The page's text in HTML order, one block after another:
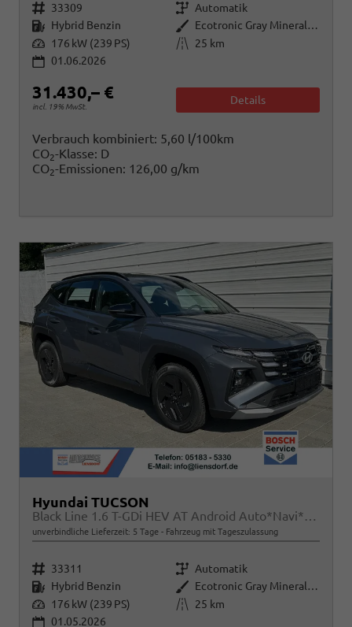
Fahrzeugnr. 33309 Getriebe Automatik
Kraftstoff Hybrid Benzin Außenfarbe
Ecotronic Gray Mineraleffekt
Leistung 176 kW (239 PS) Kilometerstand
25 km
01.06.2026
31.430,– €
incl. 19% MwSt.
Details
Verbrauch kombiniert: 5,60 l/100km
CO2-Klasse: D
CO2-Emissionen: 126,00 g/km
Hyundai TUCSON
Black Line 1.6 T-GDi HEV AT Android Auto*Navi*SHZ*Kamera*2Z Klimaauto*
unverbindliche Lieferzeit: 5 Tage Fahrzeug mit Tageszulassung
Fahrzeugnr. 33311 Getriebe Automatik
Kraftstoff Hybrid Benzin Außenfarbe
Ecotronic Gray Mineraleffekt
Leistung 176 kW (239 PS) Kilometerstand
25 km
01.05.2026